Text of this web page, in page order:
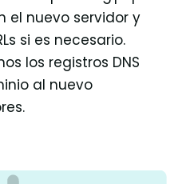
el nuevo servidor y
si es necesario.
los registros DNS
al nuevo